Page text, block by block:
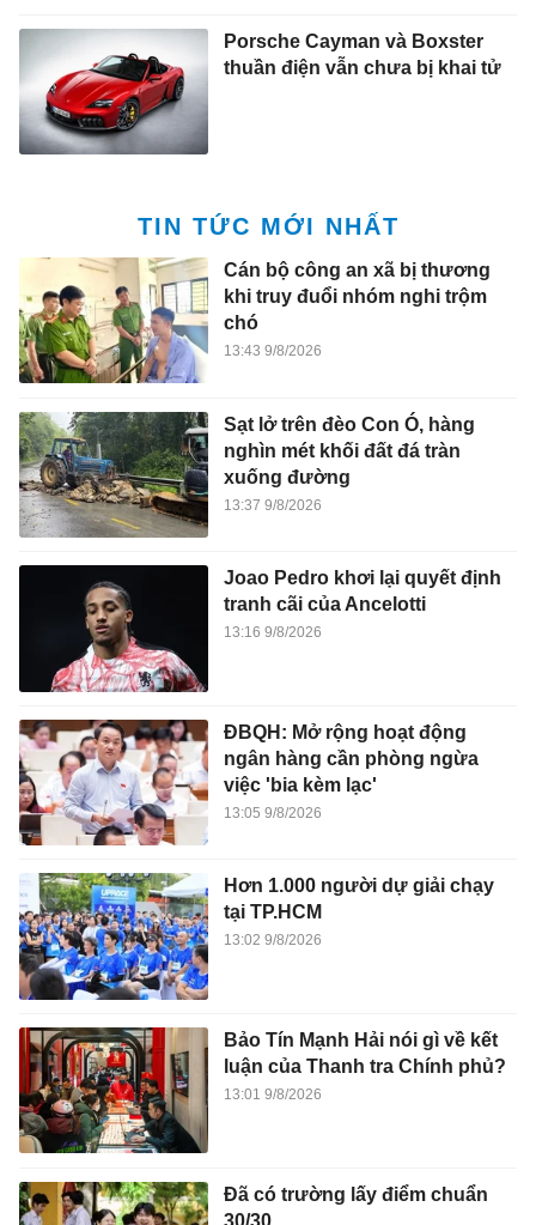
Porsche Cayman và Boxster
thuần điện vẫn chưa bị khai tử
TIN TỨC MỚI NHẤT
Cán bộ công an xã bị thương
khi truy đuổi nhóm nghi trộm
chó
13:43 9/8/2026
Sạt lở trên đèo Con Ó, hàng
nghìn mét khối đất đá tràn
xuống đường
13:37 9/8/2026
Joao Pedro khơi lại quyết định
tranh cãi của Ancelotti
13:16 9/8/2026
ĐBQH: Mở rộng hoạt động
ngân hàng cần phòng ngừa
việc 'bia kèm lạc'
13:05 9/8/2026
Hơn 1.000 người dự giải chạy
tại TP.HCM
13:02 9/8/2026
Bảo Tín Mạnh Hải nói gì về kết
luận của Thanh tra Chính phủ?
13:01 9/8/2026
Đã có trường lấy điểm chuẩn
30/30